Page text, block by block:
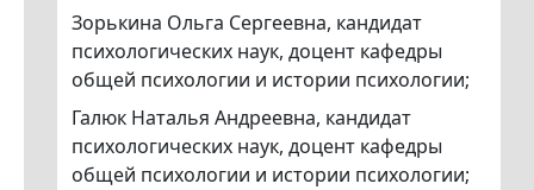
Зорькина Ольга Сергеевна, кандидат
психологических наук, доцент кафедры
общей психологии и истории психологии;
Галюк Наталья Андреевна, кандидат
психологических наук, доцент кафедры
общей психологии и истории психологии;